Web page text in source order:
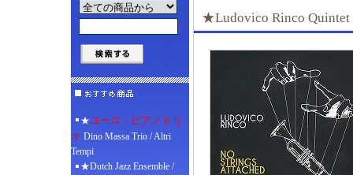
★ユーロ・ピアノトリ
オ Dino Massa Trio / Altri
Tempi
★Dutch Jazz Ensemble /
★Ludovico Rinco Quintet